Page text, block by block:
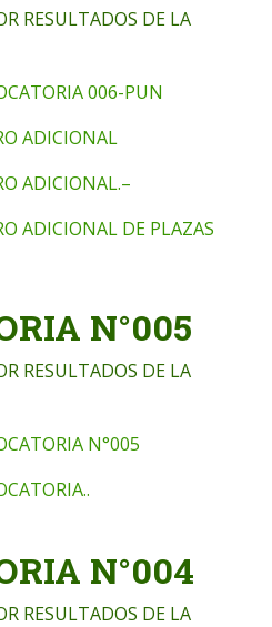
RESULTADOS DE LA
006-PUN
ADICIONAL
ADICIONAL.–
ADICIONAL DE PLAZAS
N°005
RESULTADOS DE LA
N°005
N°004
RESULTADOS DE LA